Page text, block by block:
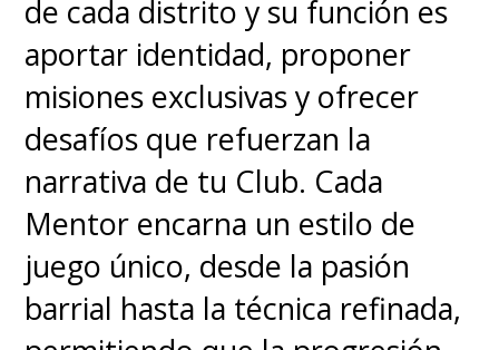
de cada distrito y su función es
aportar identidad, proponer
misiones exclusivas y ofrecer
desafíos que refuerzan la
narrativa de tu Club. Cada
Mentor encarna un estilo de
juego único, desde la pasión
barrial hasta la técnica refinada,